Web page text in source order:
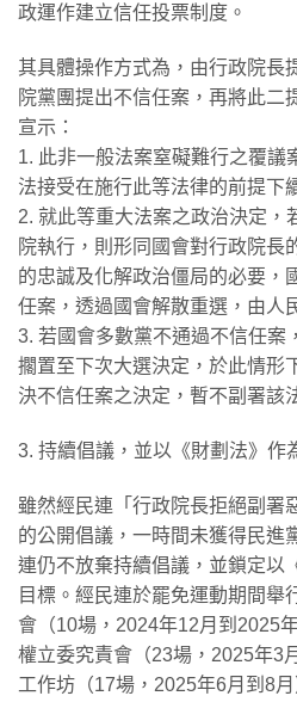
政運作建立信任投票制度。
其具體操作方式為，由行政院長
院黨團提出不信任案，再將此二
宣示：
1. 此非一般法案窒礙難行之覆議
法接受在施行此等法律的前提下
2. 就此等重大法案之政治決定，
院執行，則形同國會對行政院長
的忠誠及化解政治僵局的必要，
任案，透過國會解散重選，由人
3. 若國會多數黨不通過不信任案
擱置至下次大選決定，於此情形
決不信任案之決定，暫不副署該
3. 持續倡議，並以《財劃法》作
雖然經民連「行政院長拒絕副署
的公開倡議，一時間未獲得民進
連仍不放棄持續倡議，並鎖定以
目標。經民連於罷免運動期間舉
會（10場，2024年12月到2025
權立委究責會（23場，2025年3
工作坊（17場，2025年6月到8